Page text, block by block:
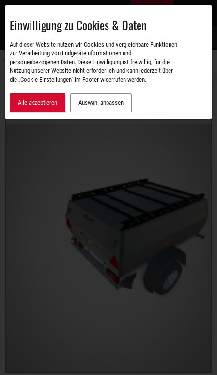
Zum
RETRO ADVANCED 750G DELUXE
Einwilligung zu Cookies & Daten
Auf dieser Website nutzen wir Cookies und vergleichbare Funktionen
zur Verarbeitung von Endgeräteinformationen und
personenbezogenen Daten. Diese Einwilligung ist freiwillig, für die
Nutzung unserer Website nicht erforderlich und kann jederzeit über
die „Cookie-Einstellungen“ im Footer widerrufen werden.
Alle akzeptieren Auswahl anpassen